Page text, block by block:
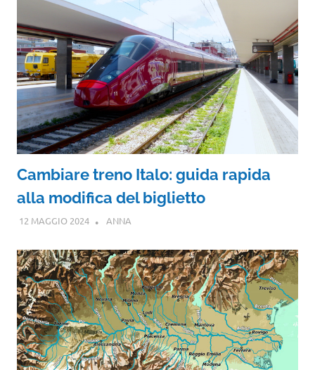
Cambiare treno Italo: guida rapida
alla modifica del biglietto
12 MAGGIO 2024 ANNA